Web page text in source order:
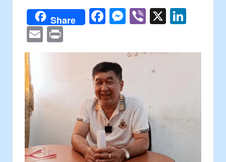
a
li
t
a
Share
F
c
e
b
o
o
k
M
s
n
g
er
Vi
er
X
k
E
m ri